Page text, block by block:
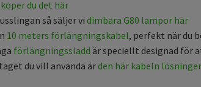
köper du det här
så säljer vi dimbara G80 lampor här
10 meters förlängningskabel, perfekt när du
förlängningssladd är speciellt designad för
du vill använda ärden här kabeln